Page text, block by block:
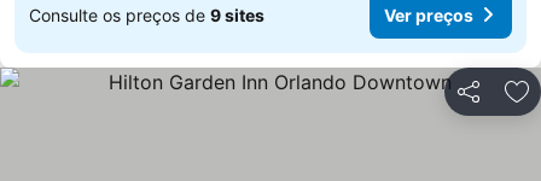
Consulte os preços de 9 sites Ver preços
Partilhar